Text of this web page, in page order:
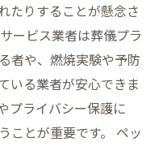
たりすることが懸念さ
ービス業者は葬儀プラ
者や、燃焼実験や予防
いる業者が安心できま
プライバシー保護に
ことが重要です。 ペッ